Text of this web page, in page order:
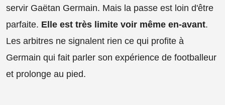
servir Gaëtan Germain. Mais la passe est loin d'être
parfaite. Elle est très limite voir même en-avant.
Les arbitres ne signalent rien ce qui profite à
Germain qui fait parler son expérience de footballeur
et prolonge au pied.